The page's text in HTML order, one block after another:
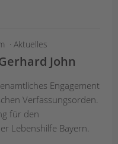
Aktuelles
John
Engagement
Verfassungsorden.
für den
Lebenshilfe Bayern.